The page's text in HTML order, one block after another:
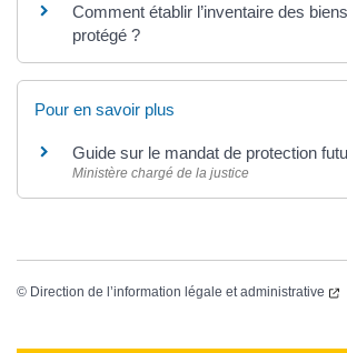
Comment établir l’inventaire des
protégé ?
Pour en savoir plus
Guide sur le mandat de protection
Ministère chargé de la justice
© Direction de l’information légale et administrative